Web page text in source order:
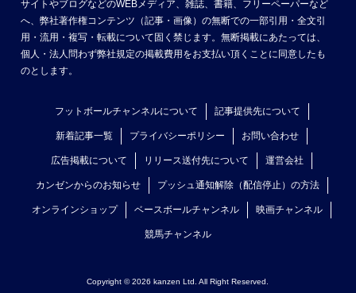
サイトやブログなどのWEBメディア、雑誌、書籍、フリーペーパーなど
へ、弊社著作権コンテンツ（記事・画像）の無断での一部引用・全文引
用・流用・複写・転載について固く禁じます。無断掲載にあたっては、
個人・法人問わず弊社規定の掲載費用をお支払い頂くことに同意したも
のとします。
フットボールチャンネルについて 記事提供先について
新着記事一覧 プライバシーポリシー お問い合わせ
広告掲載について リリース送付先について 運営会社
カンゼンからのお知らせ プッシュ通知解除（配信停止）の方法
オンラインショップ ベースボールチャンネル 映画チャンネル
競馬チャンネル
Copyright © 2026 kanzen Ltd. All Right Reserved.